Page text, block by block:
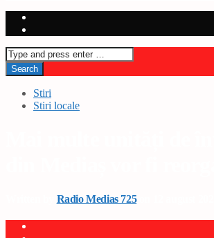
Stiri
Stiri locale
Radio Medias 725on 12 august 2025